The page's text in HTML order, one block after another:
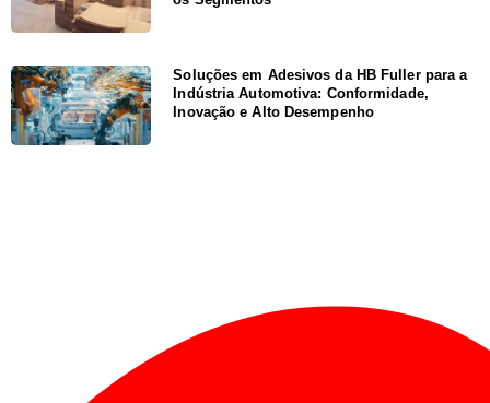
Soluções em Adesivos da HB Fuller para a
Indústria Automotiva: Conformidade,
Inovação e Alto Desempenho